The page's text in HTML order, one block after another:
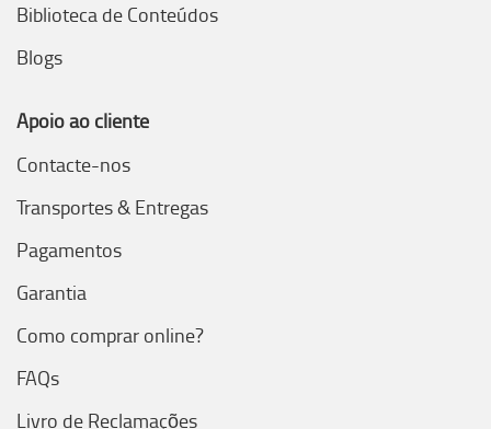
Biblioteca de Conteúdos
Blogs
Apoio ao cliente
Contacte-nos
Transportes & Entregas
Pagamentos
Garantia
Como comprar online?
FAQs
Livro de Reclamações